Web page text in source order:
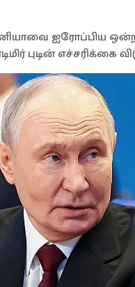
ஐரோப்பிய
புடின் எச்சரிக்கை